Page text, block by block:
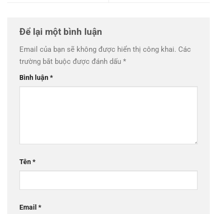
Để lại một bình luận
Email của bạn sẽ không được hiển thị công khai. Các
trường bắt buộc được đánh dấu *
Bình luận*
Tên*
Email *